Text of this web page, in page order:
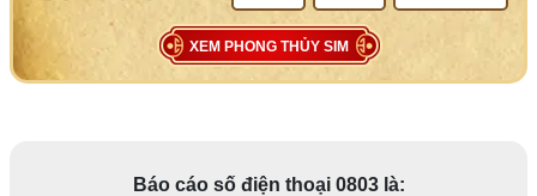
XEM PHONG THỦY SIM
Báo cáo số điện thoại 0803 là: